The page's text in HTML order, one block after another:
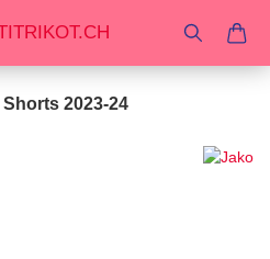
2023-24